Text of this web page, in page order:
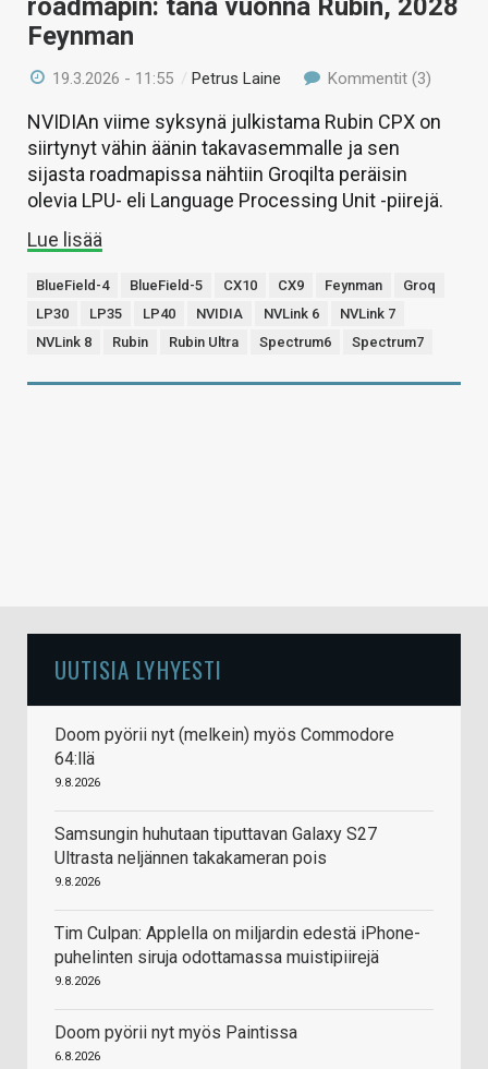
roadmapin: tänä vuonna Rubin, 2028
Feynman
19.3.2026 - 11:55 /Petrus Laine Kommentit (3)
NVIDIAn viime syksynä julkistama Rubin CPX on
siirtynyt vähin äänin takavasemmalle ja sen
sijasta roadmapissa nähtiin Groqilta peräisin
olevia LPU- eli Language Processing Unit -piirejä.
Lue lisää
BlueField-4 BlueField-5 CX10 CX9 Feynman
Groq
LP30
LP35 LP40 NVIDIA NVLink 6
NVLink 7
NVLink 8
Rubin Rubin Ultra Spectrum6 Spectrum7
UUTISIA LYHYESTI
Doom pyörii nyt (melkein) myös Commodore
64:llä
9.8.2026
Samsungin huhutaan tiputtavan Galaxy S27
Ultrasta neljännen takakameran pois
9.8.2026
Tim Culpan: Applella on miljardin edestä iPhone-
puhelinten siruja odottamassa muistipiirejä
9.8.2026
Doom pyörii nyt myös Paintissa
6.8.2026